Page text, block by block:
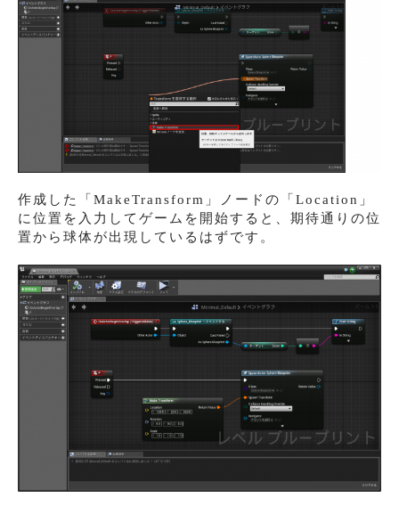
作成した「MakeTransform」ノードの「Location」
に位置を入力してゲームを開始すると、期待通りの位
置から球体が出現しているはずです。